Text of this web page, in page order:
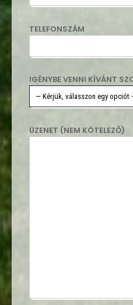
TELEFONSZÁM
IGÉNYBE VENNI KÍVÁNT
ÜZENET (NEM KÖTELEZŐ)